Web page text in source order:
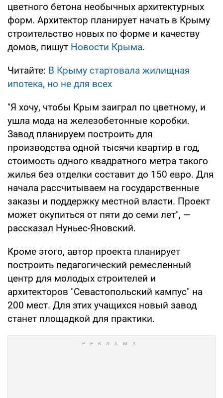
цветного бетона необычных архитектурных
форм. Архитектор планирует начать в Крыму
строительство новых по форме и качеству
домов, пишут Новости Крыма.
Читайте: В Крыму стартовала жилищная
ипотека, но не для всех
"Я хочу, чтобы Крым заиграл по цветному, и
ушла мода на железобетонные коробки.
Завод планируем построить для
производства одной тысячи квартир в год,
стоимость одного квадратного метра такого
жилья без отделки составит до 150 евро. Для
начала рассчитываем на государственные
заказы и поддержку местной власти. Проект
может окупиться от пяти до семи лет", —
рассказал Нуньес-Яновский.
Кроме этого, автор проекта планирует
построить педагогический ремесленный
центр для молодых строителей и
архитекторов "Севастопольский кампус" на
200 мест. Для этих учащихся новый завод
станет площадкой для практики.